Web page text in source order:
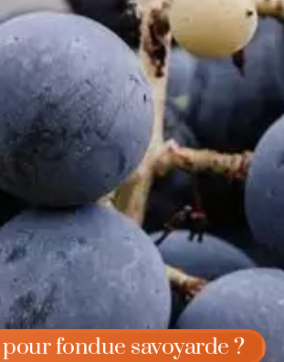
fondue savoyarde ?